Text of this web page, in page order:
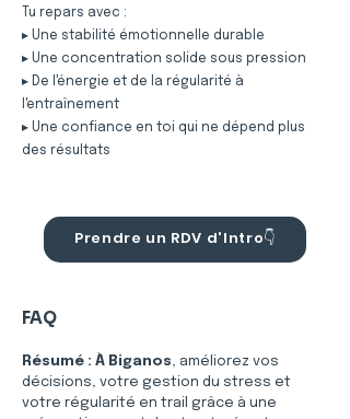
Tu repars avec :
▸ Une stabilité émotionnelle durable
▸ Une concentration solide sous pression
▸ De l'énergie et de la régularité à
l'entraînement
▸ Une confiance en toi qui ne dépend plus
des résultats
Prendre un RDV d'Intro👇
FAQ
Résumé : À Biganos, améliorez vos
décisions, votre gestion du stress et
votre régularité en trail grâce à une